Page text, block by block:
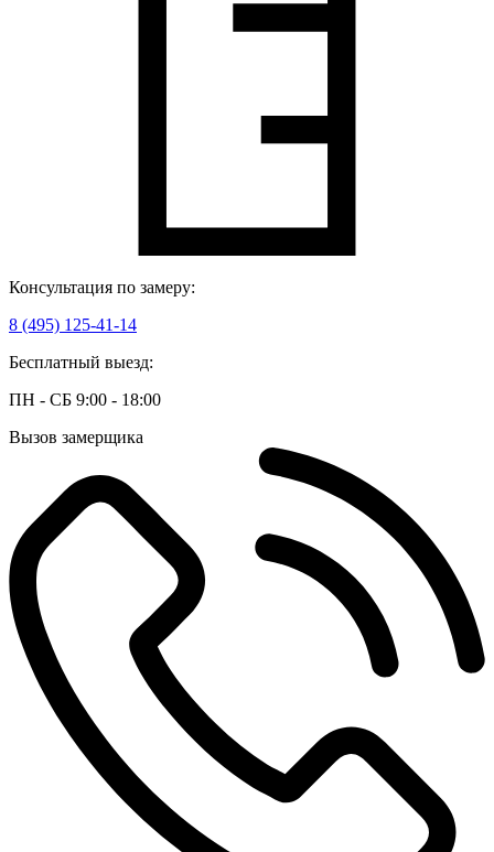
Консультация по замеру:
8 (495) 125-41-14
Бесплатный выезд:
ПН - СБ 9:00 - 18:00
Вызов замерщика